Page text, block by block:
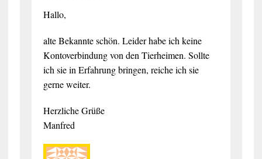
Hallo,
alte Bekannte schön. Leider habe ich keine
Kontoverbindung von den Tierheimen. Sollte
ich sie in Erfahrung bringen, reiche ich sie
gerne weiter.
Herzliche Grüße
Manfred